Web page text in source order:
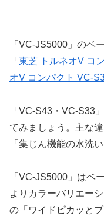
「VC-JS5000」のベ
「 東芝 トルネオV コ
オV コンパクト VC-
「VC-S43・VC-S33
てみましょう。主な
「集じん機能の水洗
「VC-JS5000」はベ
よりカラーバリエー
の「ワイドピカッと